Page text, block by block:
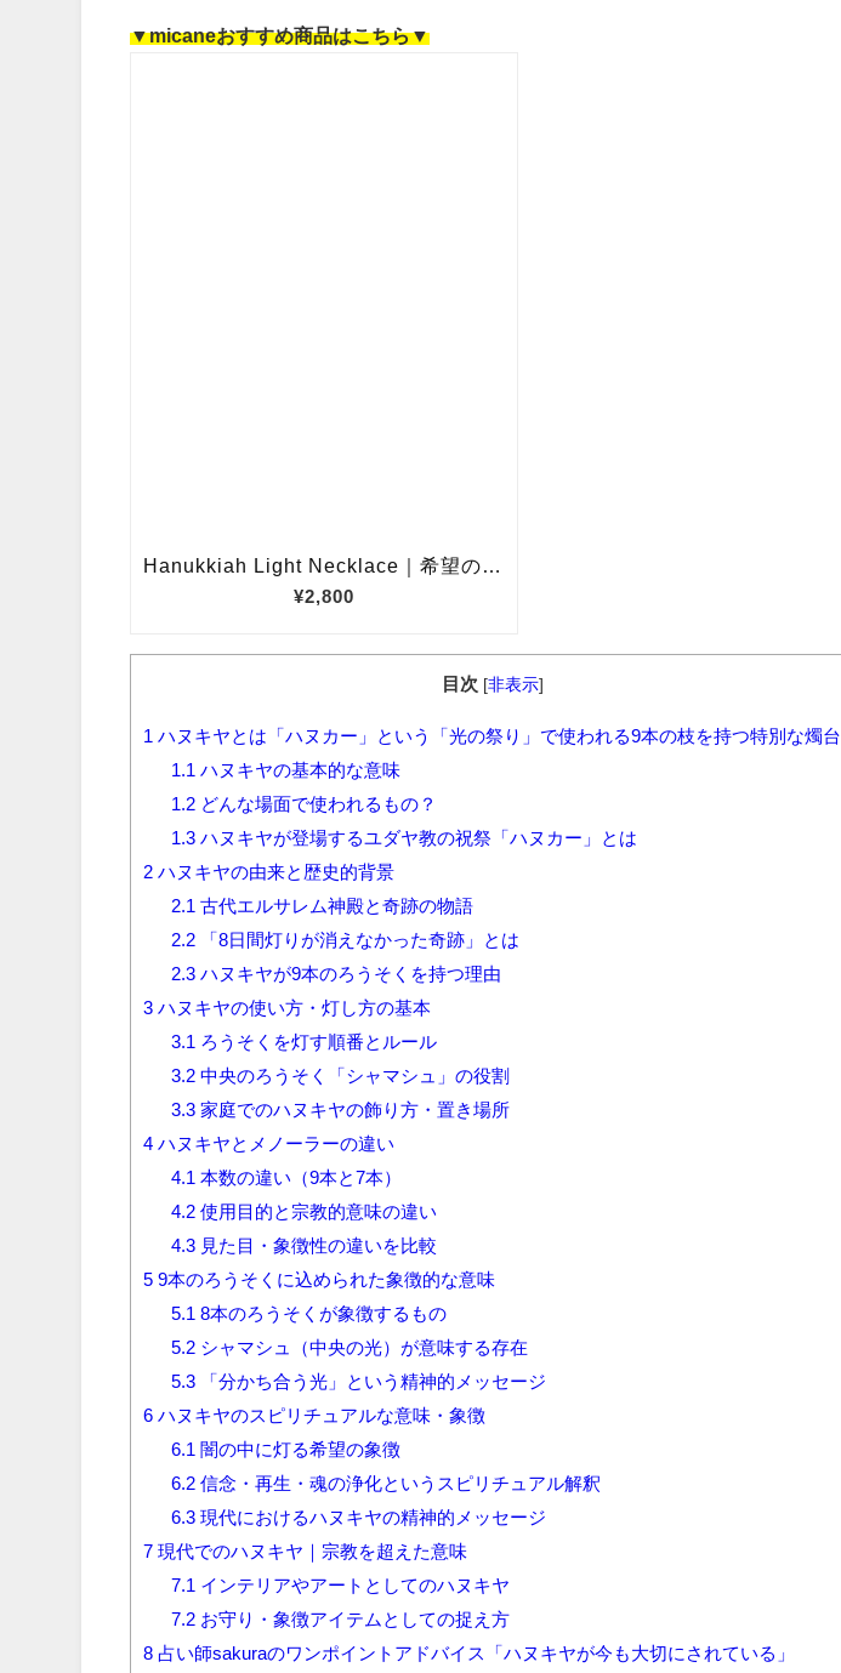
▼micaneおすすめ商品はこちら▼
目次 [非表示]
1 ハヌキヤとは「ハヌカー」という「光の祭り」で使われる9本の枝を持つ特別な燭台
1.1 ハヌキヤの基本的な意味
1.2 どんな場面で使われるもの？
1.3 ハヌキヤが登場するユダヤ教の祝祭「ハヌカー」とは
2 ハヌキヤの由来と歴史的背景
2.1 古代エルサレム神殿と奇跡の物語
2.2 「8日間灯りが消えなかった奇跡」とは
2.3 ハヌキヤが9本のろうそくを持つ理由
3 ハヌキヤの使い方・灯し方の基本
3.1 ろうそくを灯す順番とルール
3.2 中央のろうそく「シャマシュ」の役割
3.3 家庭でのハヌキヤの飾り方・置き場所
4 ハヌキヤとメノーラーの違い
4.1 本数の違い（9本と7本）
4.2 使用目的と宗教的意味の違い
4.3 見た目・象徴性の違いを比較
5 9本のろうそくに込められた象徴的な意味
5.1 8本のろうそくが象徴するもの
5.2 シャマシュ（中央の光）が意味する存在
5.3 「分かち合う光」という精神的メッセージ
6 ハヌキヤのスピリチュアルな意味・象徴
6.1 闇の中に灯る希望の象徴
6.2 信念・再生・魂の浄化というスピリチュアル解釈
6.3 現代におけるハヌキヤの精神的メッセージ
7 現代でのハヌキヤ｜宗教を超えた意味
7.1 インテリアやアートとしてのハヌキヤ
7.2 お守り・象徴アイテムとしての捉え方
8 占い師sakuraのワンポイントアドバイス「ハヌキヤが今も大切にされている」